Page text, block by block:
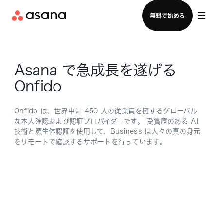
無料で始める
セールスチームに問い合わせる
Asana で急成長を遂げる
Onfido
Onfido は、世界中に 450 人の従業員を擁するグローバル
な本人確認および認証プロバイダーです。 受賞歴のある AI
技術と顔生体認証を使用して、Business は人々の真の身元
をリモートで確認するサポートを行っています。